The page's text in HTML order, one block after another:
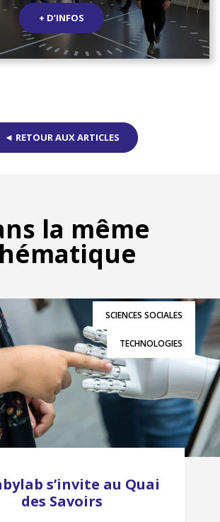
+ D’INFOS
◄ RETOUR AUX ARTICLES
la même
SCIENCES SOCIALES
TECHNOLOGIES
s’invite au Quai
des Savoirs